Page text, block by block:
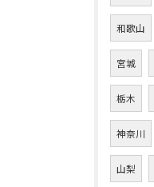
和歌山
宮城
栃木
神奈川
山梨